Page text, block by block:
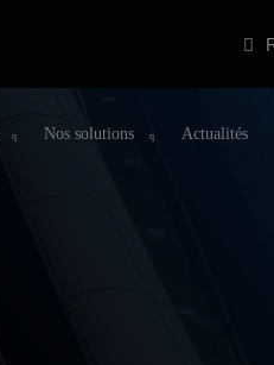
Nos solutions Actualités